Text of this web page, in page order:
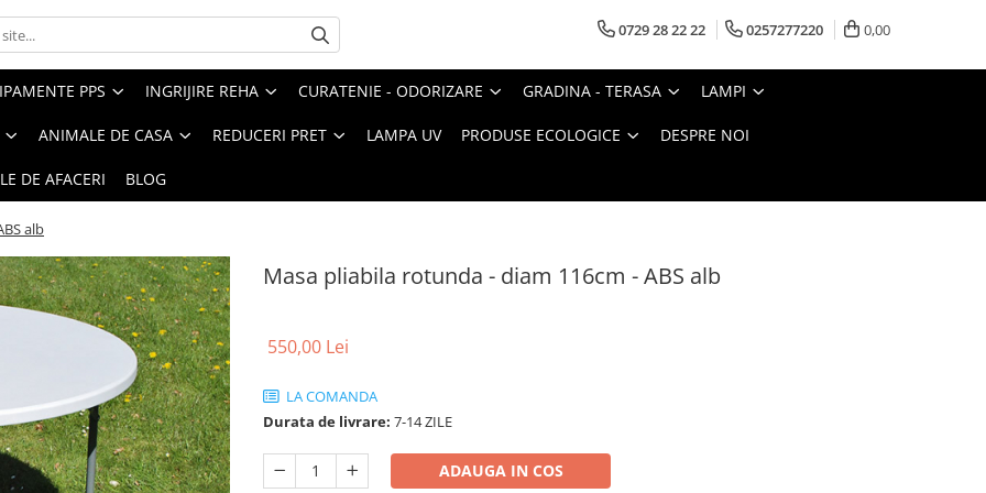
0729 28 22 22 0257277220 0,00
PPS INGRIJIRE REHA CURATENIE - ODORIZARE GRADINA - TERASA LAMPI
ANIMALE DE CASA REDUCERI PRET LAMPA UV PRODUSE ECOLOGICE DESPRE NOI
DE AFACERI BLOG
alb
Masa pliabila rotunda - diam 116cm - ABS alb
550,00 Lei
LA COMANDA
Durata de livrare: 7-14 ZILE
ADAUGA IN COS